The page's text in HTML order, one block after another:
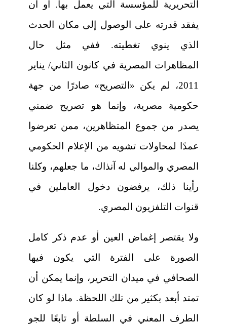
التحريرية للمؤسسة التي يعمل بها. أو أن
يفقد قدرته على الوصول إلى مكان الحدث
الذي ينوي تغطيته. ففي مثل حال
المظاهرات المصرية في كانون الثاني/ يناير
2011، لم يكن «التصريح» صادرًا من جهة
حكومية مصرية، وإنما هو تصريح ضمني
يصدر من جموع المتظاهرين، ممن تعرضوا
عمدًا لمحاولات تشويه من الإعلام الحكومي
المصري والموالي له آنذاك، ما جعلهم، وكلنا
رأينا ذلك، يرفضون دخول العاملين في
قنوات التلفزيون المصري.
ولا يقتصر إغماض العين أو عدم ذكر كامل
الصورة على الفترة التي يكون فيها
الصحافي في ميدان التحرير، وإنما يمكن أن
تمتد أبعد بكثير من تلك اللحظة. ماذا لو كان
الطرف المعني في السلطة أو تابعًا للجو